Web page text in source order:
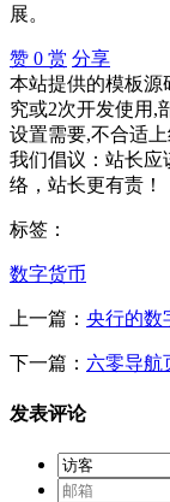
展。
赞 0 赏 分享
本站提供的模板源
究或2次开发使用,
设置需要,不合适
我们倡议：站长应
络，站长更有责！
标签：
数字货币
上一篇： 央行的数
下一篇： 六零导航
发表评论